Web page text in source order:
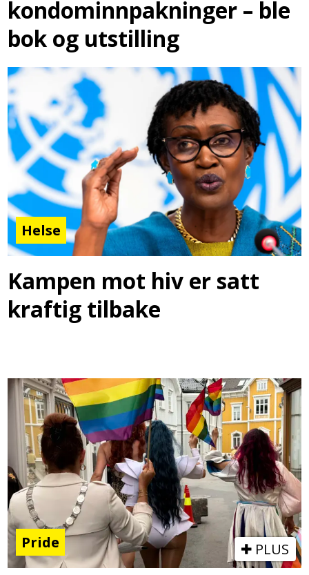
kondominnpakninger – ble
bok og utstilling
Helse
Kampen mot hiv er satt
kraftig tilbake
Pride PLUS